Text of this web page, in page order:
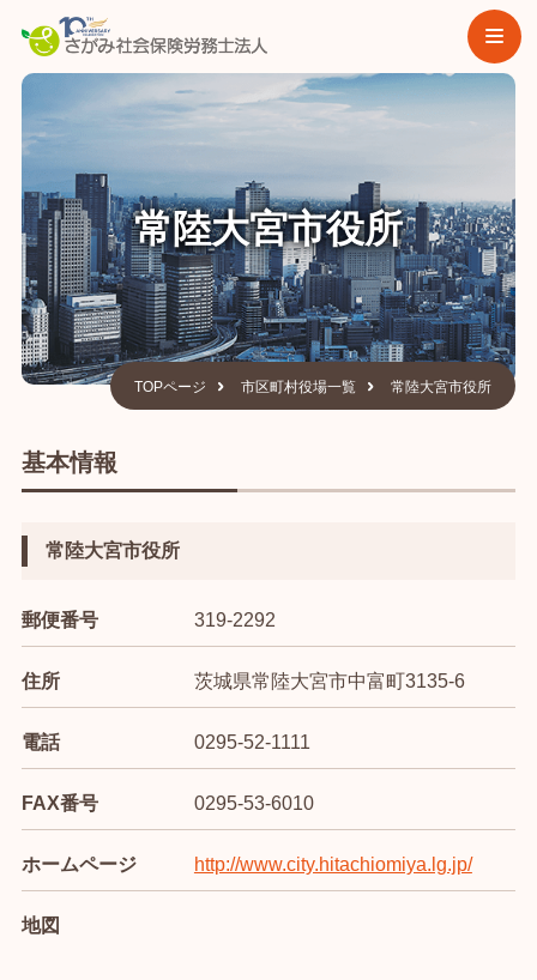
常陸大宮市役所
TOPページ 市区町村役場一覧 常陸大宮市役所
基本情報
常陸大宮市役所
郵便番号 319-2292
住所 茨城県常陸大宮市中富町3135-6
電話 0295-52-1111
FAX番号 0295-53-6010
ホームページ http://www.city.hitachiomiya.lg.jp/
地図